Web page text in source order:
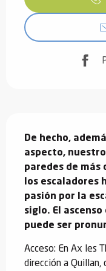
De hecho,
aspecto,
paredes de más
los escaladores
pasión por la
siglo. El
puede ser
Acceso: En Ax les
dirección a Quillan,